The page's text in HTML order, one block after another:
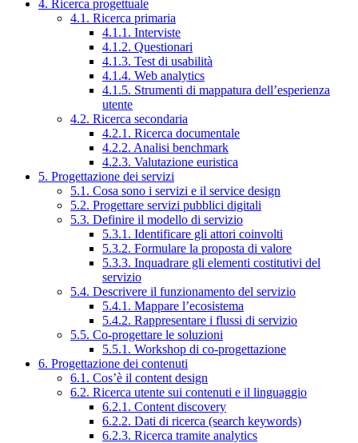
4. Ricerca progettuale
4.1. Ricerca primaria
4.1.1. Interviste
4.1.2. Questionari
4.1.3. Test di usabilità
4.1.4. Web analytics
4.1.5. Strumenti di mappatura dell’esperienza
utente
4.2. Ricerca secondaria
4.2.1. Ricerca documentale
4.2.2. Analisi benchmark
4.2.3. Valutazione euristica
5. Progettazione dei servizi
5.1. Cosa sono i servizi e il service design
5.2. Progettare servizi pubblici digitali
5.3. Definire il modello di servizio
5.3.1. Identificare gli attori coinvolti
5.3.2. Formulare la proposta di valore
5.3.3. Inquadrare gli elementi costitutivi del
servizio
5.4. Descrivere il funzionamento del servizio
5.4.1. Mappare l’ecosistema
5.4.2. Rappresentare i flussi di servizio
5.5. Co-progettare le soluzioni
5.5.1. Workshop di co-progettazione
6. Progettazione dei contenuti
6.1. Cos’è il content design
6.2. Ricerca utente sui contenuti e il linguaggio
6.2.1. Content discovery
6.2.2. Dati di ricerca (search keywords)
6.2.3. Ricerca tramite analytics